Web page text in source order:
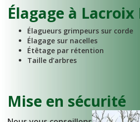
Élagage à Lacroix
Élagueurs grimpeurs sur corde
Élagage sur nacelles
Étêtage par rétention
Taille d’arbres
Mise en sécurité